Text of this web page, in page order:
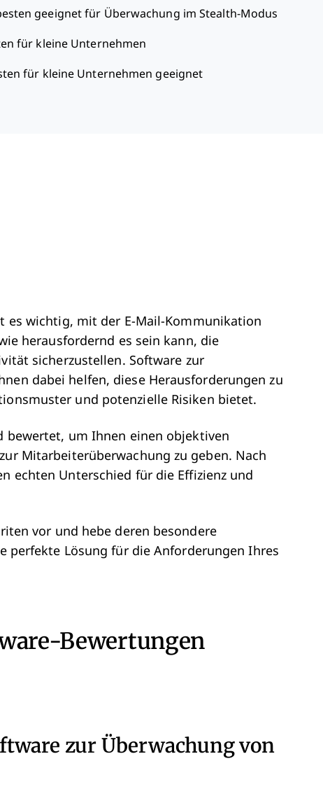
geeignet für Überwachung im Stealth-Modus
für kleine Unternehmen
für kleine Unternehmen geeignet
wichtig, mit der E-Mail-Kommunikation
herausfordernd es sein kann, die
sicherzustellen. Software zur
dabei helfen, diese Herausforderungen zu
und potenzielle Risiken bietet.
bewertet, um Ihnen einen objektiven
Mitarbeiterüberwachung zu geben. Nach
echten Unterschied für die Effizienz und
vor und hebe deren besondere
perfekte Lösung für die Anforderungen Ihres
Bewertungen
zur Überwachung von